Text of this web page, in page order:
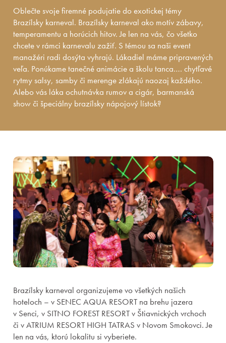
Oblečte svoje firemné podujatie do exotickej témy
Brazílsky karneval. Brazílsky karneval ako motív zábavy,
temperamentu a horúcich hitov. Je len na vás, čo všetko
chcete v rámci karnevalu zažiť. S témou sa naši event
manažéri radi dosýta vyhrajú. Lákadiel máme pripravených
veľa. Ponúkame tanečné animácie a školu tanca…. chytľavé
rytmy salsy, samby či merenge zlákajú naozaj každého.
Alebo vás láka ochutnávka rumov a cigár, barmanská
show či špeciálny brazílsky nápojový lístok?
Brazílsky karneval organizujeme vo všetkých našich
hoteloch – v SENEC AQUA RESORT na brehu jazera
v Senci, v SITNO FOREST RESORT v Štiavnických vrchoch
či v ATRIUM RESORT HIGH TATRAS v Novom Smokovci. Je
len na vás, ktorú lokalitu si vyberiete.